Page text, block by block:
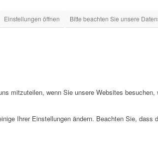
Einstellungen öffnen Bitte beachten Sie unsere
mitzuteilen, wenn Sie unsere Websites
Ihrer Einstellungen ändern. Beachten Sie,